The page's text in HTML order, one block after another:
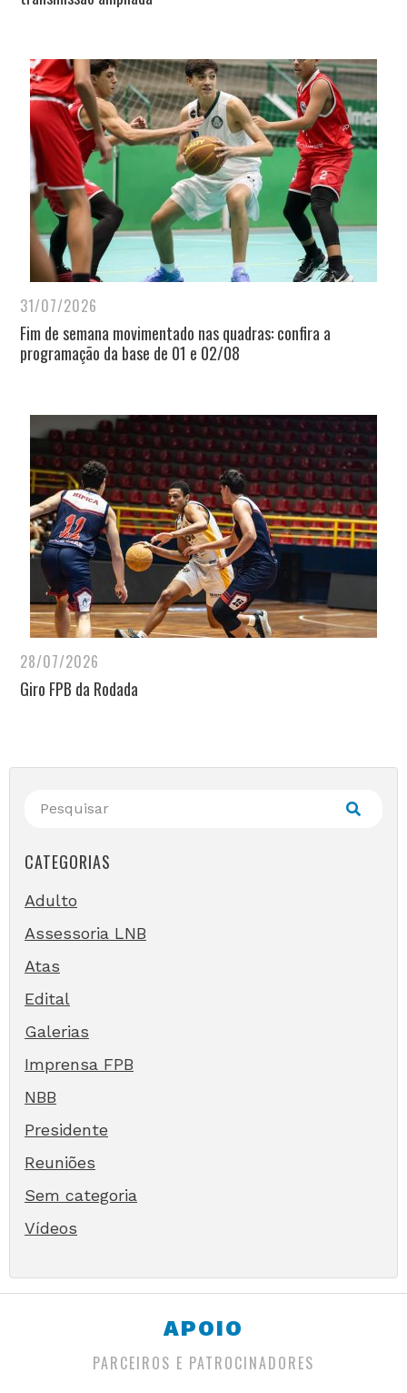
31/07/2026
Fim de semana movimentado nas quadras: confira a
programação da base de 01 e 02/08
28/07/2026
Giro FPB da Rodada
CATEGORIAS
Adulto
Assessoria LNB
Atas
Edital
Galerias
Imprensa FPB
NBB
Presidente
Reuniões
Sem categoria
Vídeos
APOIO
PARCEIROS E PATROCINADORES